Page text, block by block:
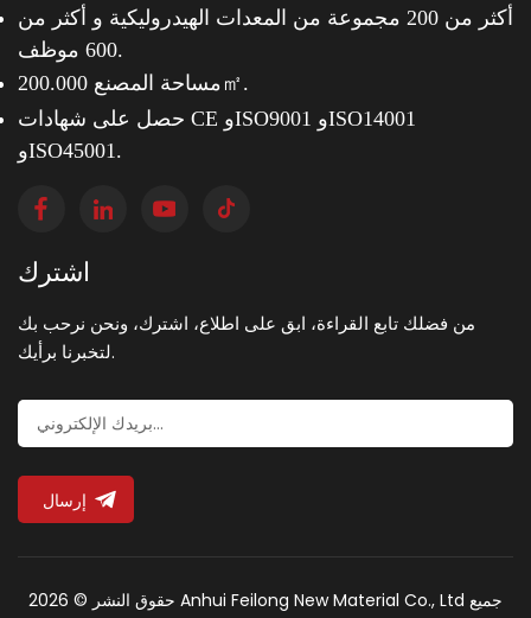
أكثر من 200 مجموعة من المعدات الهيدروليكية و أكثر من
600 موظف.
مساحة المصنع 200.000㎡.
حصل على شهادات CE وISO9001 وISO14001
وISO45001.
اشترك
من فضلك تابع القراءة، ابق على اطلاع، اشترك، ونحن نرحب بك
لتخبرنا برأيك.
إرسال
حقوق النشر © 2026 Anhui Feilong New Material Co., Ltd جميع